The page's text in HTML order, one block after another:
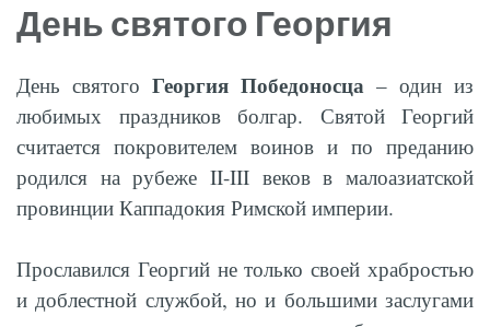
День святого Георгия
День святого Георгия Победоносца – один из
любимых праздников болгар. Святой Георгий
считается покровителем воинов и по преданию
родился на рубеже II-III веков в малоазиатской
провинции Каппадокия Римской империи.
Прославился Георгий не только своей храбростью
и доблестной службой, но и большими заслугами